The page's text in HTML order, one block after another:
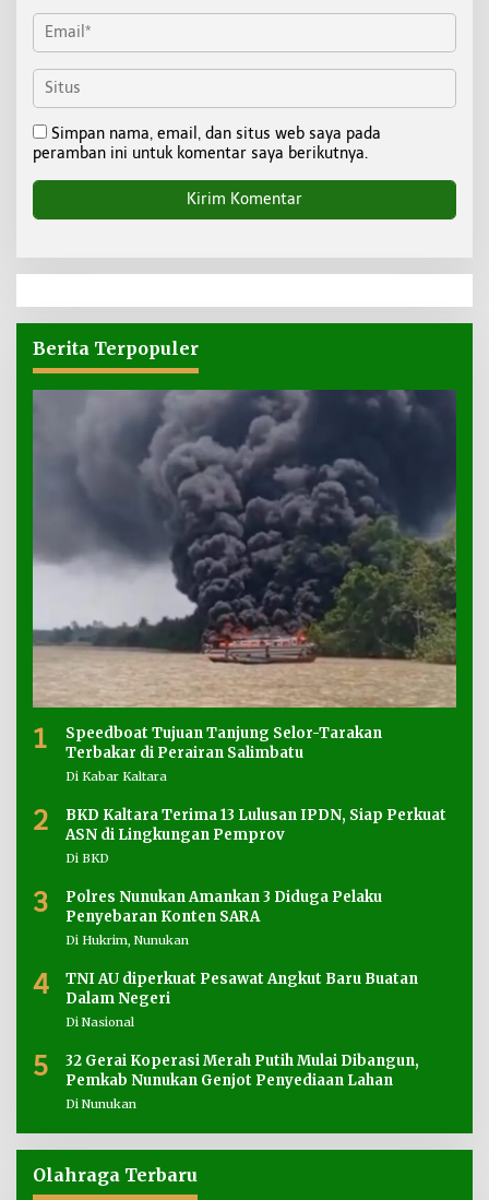
Simpan nama, email, dan situs web saya pada
peramban ini untuk komentar saya berikutnya.
Berita Terpopuler
1
Speedboat Tujuan Tanjung Selor-Tarakan
Terbakar di Perairan Salimbatu
Di Kabar Kaltara
2
BKD Kaltara Terima 13 Lulusan IPDN, Siap Perkuat
ASN di Lingkungan Pemprov
Di BKD
3
Polres Nunukan Amankan 3 Diduga Pelaku
Penyebaran Konten SARA
Di Hukrim, Nunukan
4
TNI AU diperkuat Pesawat Angkut Baru Buatan
Dalam Negeri
Di Nasional
5
32 Gerai Koperasi Merah Putih Mulai Dibangun,
Pemkab Nunukan Genjot Penyediaan Lahan
Di Nunukan
Olahraga Terbaru